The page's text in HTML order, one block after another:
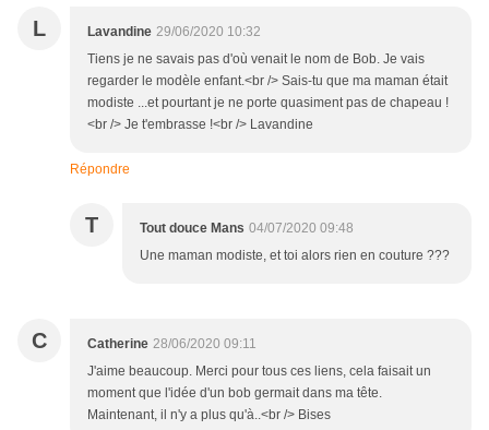
L Lavandine 29/06/2020 10:32
Tiens je ne savais pas d'où venait le nom de Bob. Je vais
regarder le modèle enfant.<br /> Sais-tu que ma maman était
modiste ...et pourtant je ne porte quasiment pas de chapeau !
<br /> Je t'embrasse !<br /> Lavandine
Répondre
T Tout douce Mans 04/07/2020 09:48
Une maman modiste, et toi alors rien en couture ???
C Catherine 28/06/2020 09:11
J'aime beaucoup. Merci pour tous ces liens, cela faisait un
moment que l'idée d'un bob germait dans ma tête.
Maintenant, il n'y a plus qu'à..<br /> Bises